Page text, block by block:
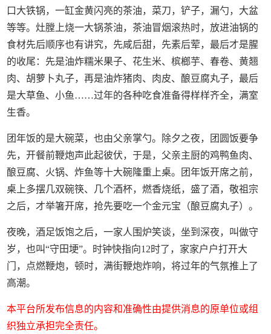
口大铁锅，一缸金黄闪亮的茶油，菜刀，铲子，漏勺，大盆
等等。灶膛上烧一大锅茶油，茶油冒烟滚热时，放进油锅的
食材先后顺序也有讲究，先咸后甜，先素后荤，最后才是腥
的收尾：先是油炸糯米果子、花生米、槟榔芋、春卷、黄翘
肉、胡萝卜丸子，再是油炸猪肉、肉皮、酿豆腐丸子，最后
是大草鱼、小鱼……过年的各种吃食准备得样样齐全，满室
生香。
团年饭的是大碗菜，也由父亲掌勺。除夕之夜，团圆饭要争
先，开餐前鞭炮声此起彼伏，于是，父亲主厨的鸡鸭鱼肉、
酿豆腐、火锅、炸鱼等十大碗隆重上桌。团年饭开席之前，
桌上多摆几双碗筷、几个酒杯，燃香烧纸，盛了酒，敬祖宗
之后，才举箸开席，抢先要吃一个金元宝（酿豆腐丸子）。
夜晚，酒足饭饱之后，一家人围炉笑谈，坐到深夜，叫做守
岁，也叫“守田埂”。时钟快指向12时了，家家户户打开大
门，点燃鞭炮，顿时，满街鞭炮炸响，将过年的气氛推上了
高潮。
本平台所发布信息的内容和准确性由提供消息的原单位或组
织独立承担完全责任。